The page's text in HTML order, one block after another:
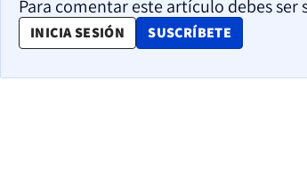
Para comentar este artículo debes ser
INICIA SESIÓN SUSCRÍBETE
OPENS IN NEW WINDOW